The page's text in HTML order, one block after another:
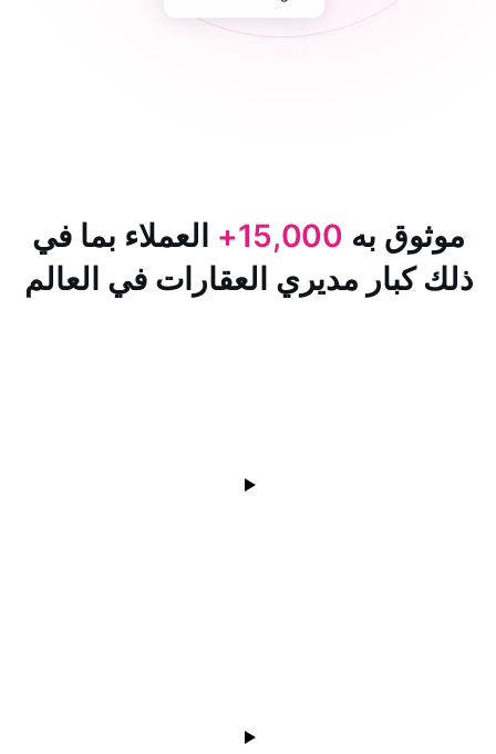
به15,000+ العملاء بما في
مديري العقارات في العالم